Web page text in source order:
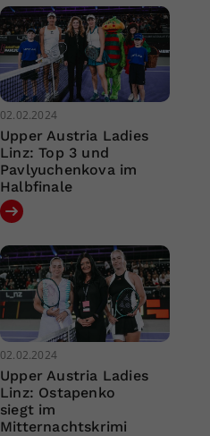
02.02.2024
Upper Austria Ladies
Linz: Top 3 und
Pavlyuchenkova im
Halbfinale
02.02.2024
Upper Austria Ladies
Linz: Ostapenko
siegt im
Mitternachtskrimi